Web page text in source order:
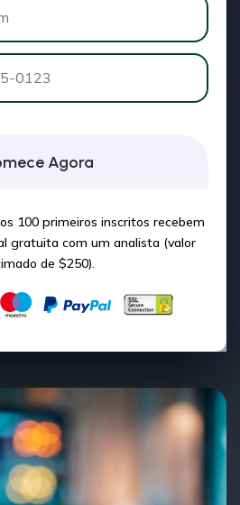
Agora
100 primeiros inscritos recebem
gratuita com um analista (valor
de $250).